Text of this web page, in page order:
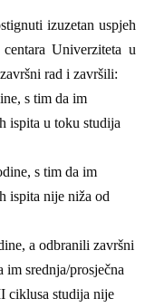
izuzetan uspjeh
Univerziteta u
rad i završili:
s tim da im
ispita u toku studija
s tim da im
ispita nije niža od
a odbranili završni
im srednja/prosječna
ciklusa studija nije